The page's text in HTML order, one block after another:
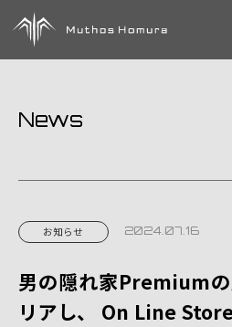
News
お知らせ 2024.07.16
男の隠れ家Premium
リアし、 On Line